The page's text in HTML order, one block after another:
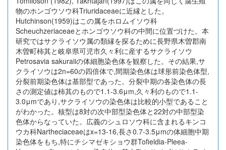
物のホンゴウソウ科Triuridaceaeに近縁とした。
Hutchinson(1959)はこの属をホロムイソウ科
Scheuchzeriaceaeとホンゴウソウ科の中間に位置づけた。本
研究ではサクライソウ属の類縁を探るために長野県木曽郡南
木曽町柿其と岐阜県可児市久々利に産するサクライソウ
Petrosavia sakuraiiの体細胞染色体を観察した。その結果,サ
クライソウは2n=60の四倍体で,間期染色体は球形前染色体型,
分裂前期染色体は基部型であった。分裂中期の各染色体の長
さの測定値は柿其のもので1.1-3.6μm,久々利のもので1.1-
3.0μmであり,サクライソウの染色体は比較的小型であること
がわかった。核型は8対の次中部型染色体と22対の中部型染
色体からなっていた。広義のシュロソウ科に含まれるキンコ
ウカ科Nartheciaceaeはx=13-16,長さ0.7-3.5μmの体細胞中期
染色体をもち,特にチシマゼキショウ群Tofieldia-Pleea-